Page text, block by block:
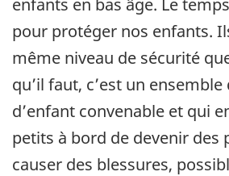
pour protéger nos enfants.
même niveau de sécurité
qu’il faut, c’est un
d’enfant convenable et qui
petits à bord de devenir des
causer des blessures,